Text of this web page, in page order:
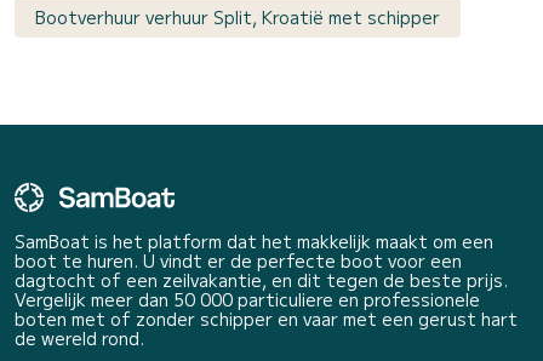
Bootverhuur verhuur Split, Kroatië met schipper
SamBoat is het platform dat het makkelijk maakt om een
boot te huren. U vindt er de perfecte boot voor een
dagtocht of een zeilvakantie, en dit tegen de beste prijs.
Vergelijk meer dan 50 000 particuliere en professionele
boten met of zonder schipper en vaar met een gerust hart
de wereld rond.